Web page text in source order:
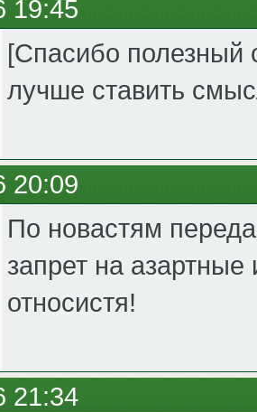
19:45
[Спасибо полезный
лучше ставить
20:09
По новастям
запрет на азартные
относистя!
21:34